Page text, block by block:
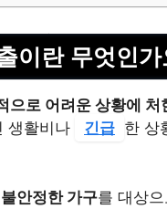
이란 무엇인가
으로 어려운 상황에 처
생활비나
긴급 한 상
안정한 가구를 대상